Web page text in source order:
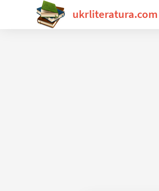
ukrliteratura.com